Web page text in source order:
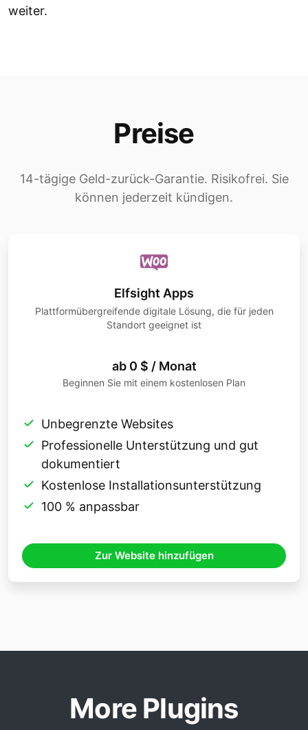
weiter.
Preise
14-tägige Geld-zurück-Garantie. Risikofrei. Sie
können jederzeit kündigen.
Elfsight Apps
Plattformübergreifende digitale Lösung, die für jeden
Standort geeignet ist
ab 0 $ / Monat
Beginnen Sie mit einem kostenlosen Plan
Unbegrenzte Websites
Professionelle Unterstützung und gut
dokumentiert
Kostenlose Installationsunterstützung
100 % anpassbar
Zur Website hinzufügen
More Plugins